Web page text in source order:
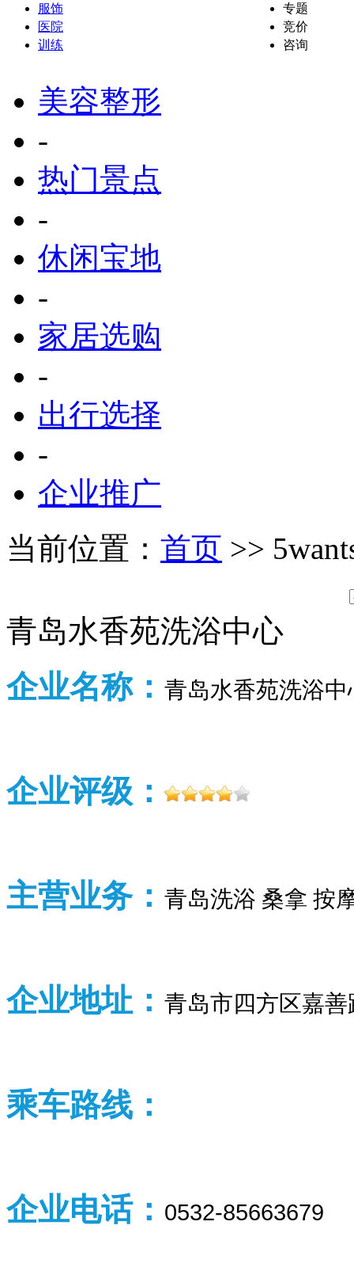
服饰
医院
训练
专题
竞价
咨询
美容整形
-
热门景点
-
休闲宝地
-
家居选购
-
出行选择
-
企业推广
当前位置： 首页 >>
青岛水香苑洗浴中心
企业名称： 青岛水香苑洗浴中
企业评级：
主营业务： 青岛洗浴 桑拿 按
企业地址： 青岛市四方区嘉善
乘车路线：
企业电话： 0532-85663679